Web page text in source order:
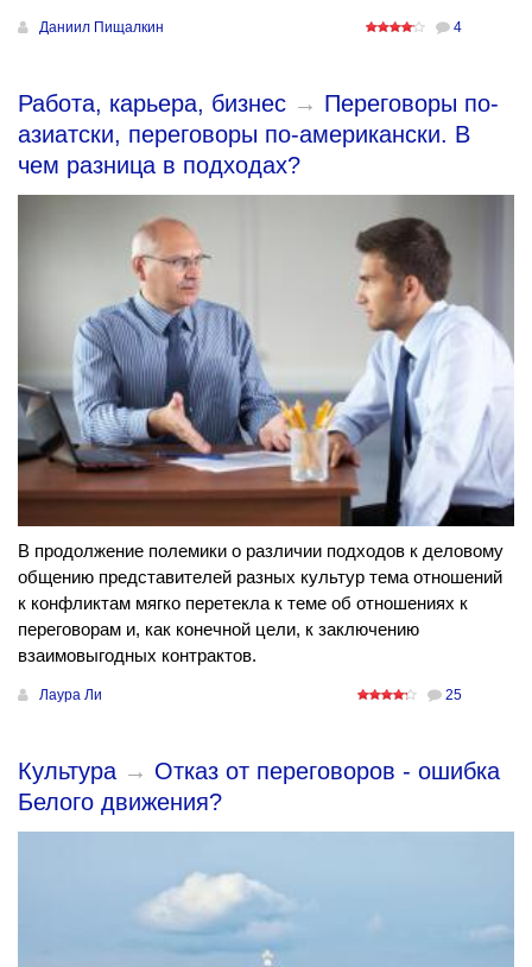
Даниил Пищалкин 4
Работа, карьера, бизнес → Переговоры по-
азиатски, переговоры по-американски. В
чем разница в подходах?
В продолжение полемики о различии подходов к деловому
общению представителей разных культур тема отношений
к конфликтам мягко перетекла к теме об отношениях к
переговорам и, как конечной цели, к заключению
взаимовыгодных контрактов.
Лаура Ли 25
Культура → Отказ от переговоров - ошибка
Белого движения?